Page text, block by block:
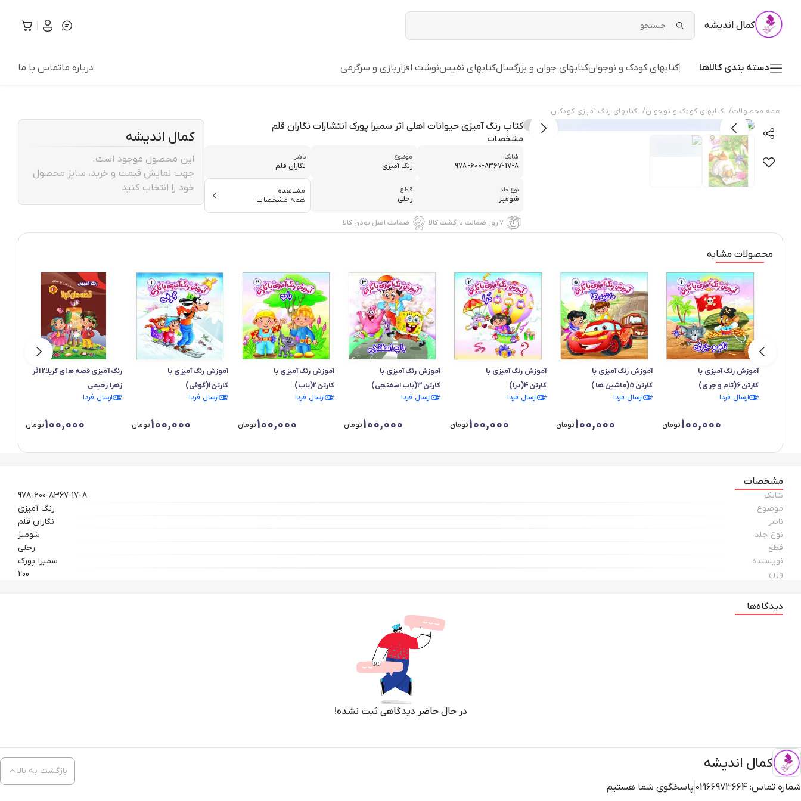
کمال اندیشه
دسته بندی کالاها کتابهای کودک و نوجوانکتابهای جوان و بزرگسالکتابهای نفیسنوشت افزار بازي و سرگرمي درباره ماتماس با ما
همه محصولات/ کتابهای کودک و نوجوان/ کتابهای رنگ آمیزی کودکان
کتاب رنگ آمیزی حیوانات اهلی اثر سمیرا پورک انتشارات نگاران قلم
مشخصات
شابک
978-600-8367-17-8
موضوع
رنگ آمیزی
ناشر
نگاران قلم
نوع جلد
شومیز
قطع
رحلی
مشاهده
همه مشخصات
۷ روز ضمانت بازگشت کالا ضمانت اصل بودن کالا
کمال اندیشه
این محصول موجود است.
جهت نمایش قیمت و خرید، سایز محصول
خود را انتخاب کنید
محصولات مشابه
آموزش رنگ آمیزی با
کارتن6(تام و جری)
ارسال فردا
100,000تومان
آموزش رنگ آمیزی با
کارتن5(ماشین ها)
ارسال فردا
100,000تومان
آموزش رنگ آمیزی با
کارتن4(درا)
ارسال فردا
100,000تومان
آموزش رنگ آمیزی با
کارتن3(باب اسفنجی)
ارسال فردا
100,000تومان
آموزش رنگ آمیزی با
کارتن2(باب)
ارسال فردا
100,000تومان
آموزش رنگ آمیزی با
کارتن1(گوفی)
ارسال فردا
100,000تومان
رنگ آمیزی قصه های کربلا2 اثر
زهرا رحیمی
ارسال فردا
100,000تومان
مشخصات
شابک
978-600-8367-17-8
موضوع
رنگ آمیزی
ناشر
نگاران قلم
نوع جلد
شومیز
قطع
رحلی
نویسنده
سمیرا پورک
وزن
200
دیدگاه‌ها
در حال حاضر دیدگاهی ثبت نشده!
کمال اندیشه
شماره تماس: 02166973664 پاسخگوی شما هستیم
بازگشت به بالا